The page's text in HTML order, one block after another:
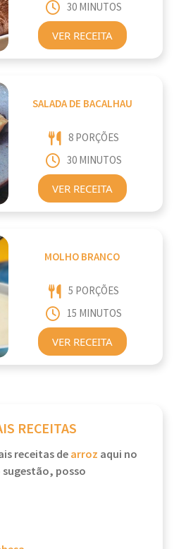
30 MINUTOS
VER RECEITA
SALADA DE BACALHAU
8 PORÇÕES
30 MINUTOS
VER RECEITA
MOLHO BRANCO
5 PORÇÕES
15 MINUTOS
VER RECEITA
RECEITAS
receitas dearroz aqui no
posso